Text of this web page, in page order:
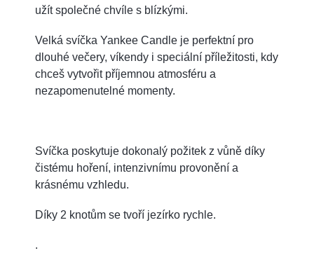
užít společné chvíle s blízkými.
Velká svíčka Yankee Candle je perfektní pro
dlouhé večery, víkendy i speciální příležitosti, kdy
chceš vytvořit příjemnou atmosféru a
nezapomenutelné momenty.
Svíčka poskytuje dokonalý požitek z vůně díky
čistému hoření, intenzivnímu provonění a
krásnému vzhledu.
Díky 2 knotům se tvoří jezírko rychle.
.